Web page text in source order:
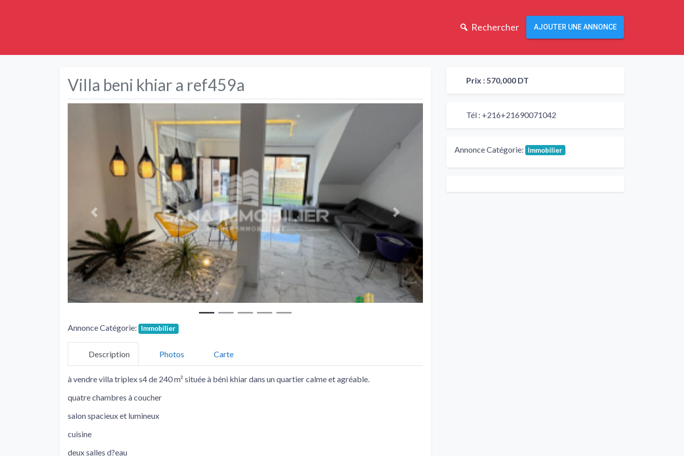
Rechercher AJOUTER UNE ANNONCE
Villa beni khiar a ref459a
Précédent Suivant
Annonce Catégorie: Immobilier
Description Photos Carte
à vendre villa triplex s4 de 240 m² située à béni khiar dans un quartier calme et agréable.
quatre chambres à coucher
salon spacieux et lumineux
cuisine
deux salles d?eau
Prix : 570,000 DT
Tél : +216+21690071042
Annonce Catégorie: Immobilier